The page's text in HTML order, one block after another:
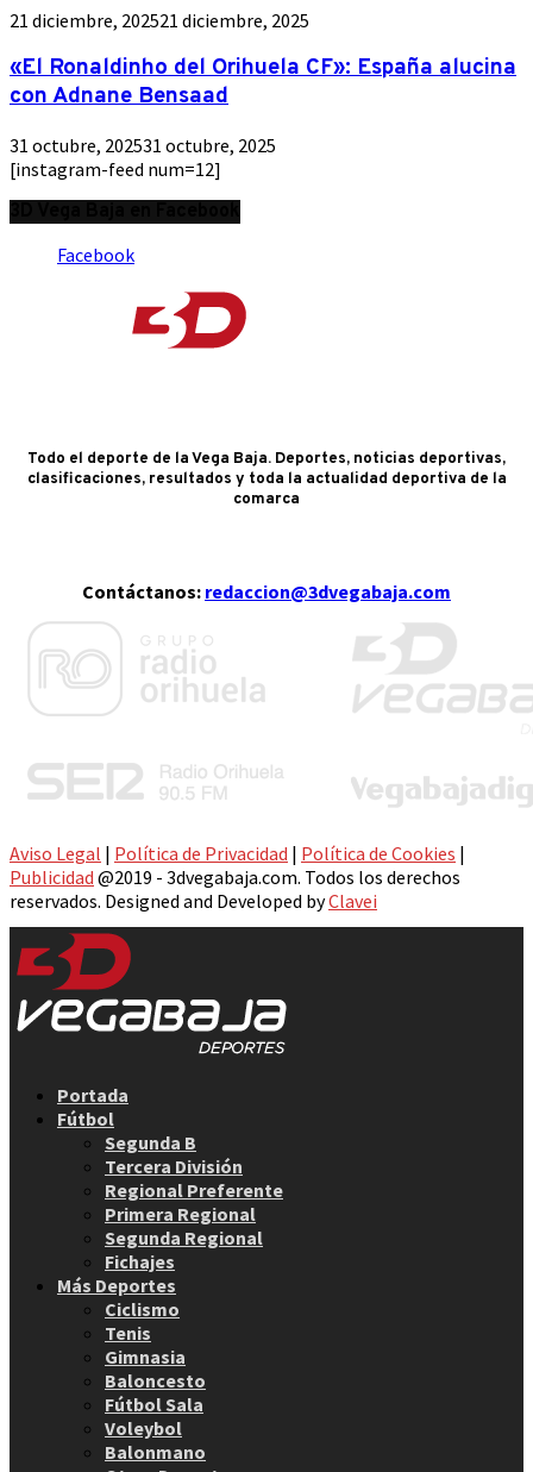
21 diciembre, 202521 diciembre, 2025
«El Ronaldinho del Orihuela CF»: España alucina
con Adnane Bensaad
31 octubre, 202531 octubre, 2025
[instagram-feed num=12]
Facebook
Todo el deporte de la Vega Baja. Deportes, noticias deportivas,
clasificaciones, resultados y toda la actualidad deportiva de la
comarca
Contáctanos: redaccion@3dvegabaja.com
Aviso Legal | Política de Privacidad | Política de Cookies |
Publicidad @2019 - 3dvegabaja.com. Todos los derechos
reservados. Designed and Developed byClavei
Portada
Fútbol
Segunda B
Tercera División
Regional Preferente
Primera Regional
Segunda Regional
Fichajes
Más Deportes
Ciclismo
Tenis
Gimnasia
Baloncesto
Fútbol Sala
Voleybol
Balonmano